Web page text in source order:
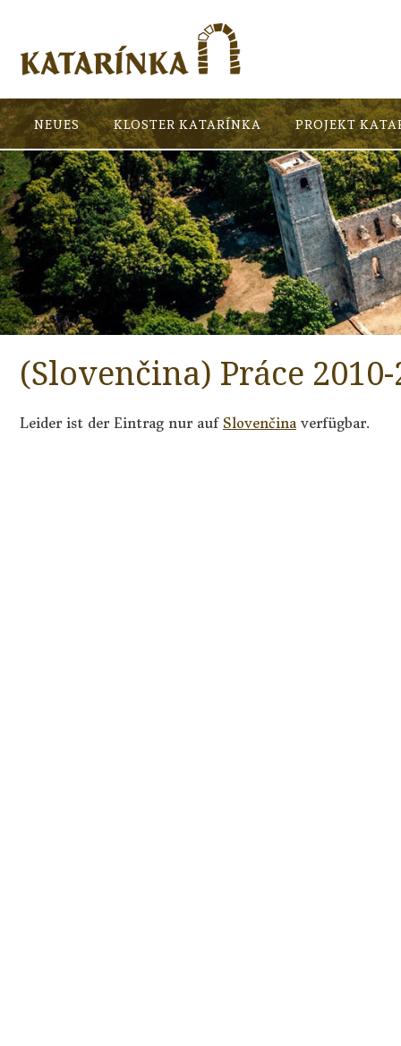
NEUES KLOSTER KATARÍNKA PROJEKT
(Slovenčina) Práce
Leider ist der Eintrag nur auf Slovenčina verfügbar.